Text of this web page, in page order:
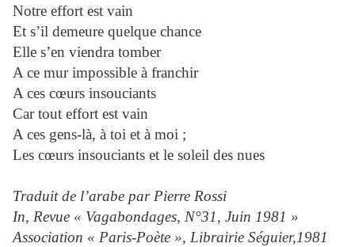
Notre effort est vain
Et s’il demeure quelque chance
Elle s’en viendra tomber
A ce mur impossible à franchir
A ces cœurs insouciants
Car tout effort est vain
A ces gens-là, à toi et à moi ;
Les cœurs insouciants et le soleil des nues
Traduit de l’arabe par Pierre Rossi
In, Revue « Vagabondages, N°31, Juin 1981 »
Association « Paris-Poète », Librairie Séguier,1981